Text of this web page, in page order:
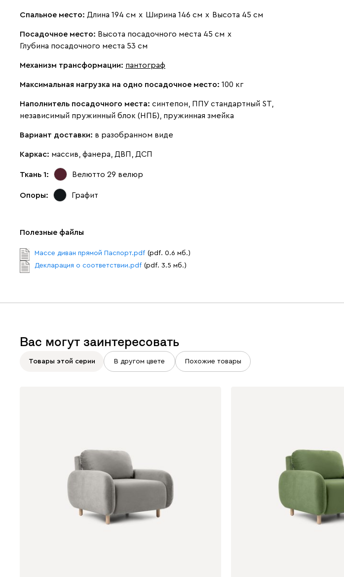
Спальное место: Длина 194 см х Ширина 146 см х Высота 45 см
Посадочное место: Высота посадочного места 45 см х
Глубина посадочного места 53 см
Механизм трансформации: пантограф
Максимальная нагрузка на одно посадочное место: 100 кг
Наполнитель посадочного места: синтепон, ППУ стандартный ST,
независимый пружинный блок (НПБ), пружинная змейка
Вариант доставки: в разобранном виде
Каркас: массив, фанера, ДВП, ДСП
Ткань 1: Велютто 29 велюр
Опоры: Графит
Полезные файлы
Массе диван прямой Паспорт.pdf (pdf. 0.6 мб.)
Декларация о соответствии.pdf (pdf. 3.5 мб.)
Вас могут заинтересовать
Товары этой серии В другом цвете Похожие товары